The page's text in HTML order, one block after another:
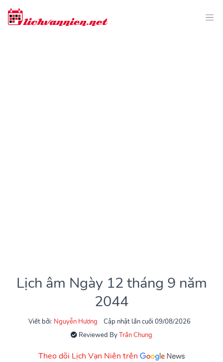
Lịch âm Ngày 12 tháng 9 năm
2044
Viết bởi: Nguyễn Hương
Cập nhật lần cuối 09/08/2026
Reviewed ByTrần Chung
Theo dõi Lịch Vạn Niên trên